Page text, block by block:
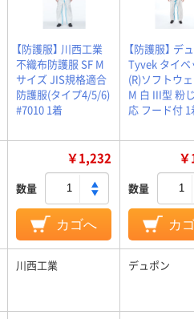
【防護服】 川西工業
不織布防護服 SF M
サイズ JIS規格適合
防護服(タイプ4/5/6)
#7010 1着
【防護服】 デ
Tyvek タイベ
(R)ソフトウ
M 白 III型 粉
応 フード付 1
￥1,232
数量
カゴへ
数量
カ
川西工業 デュポン